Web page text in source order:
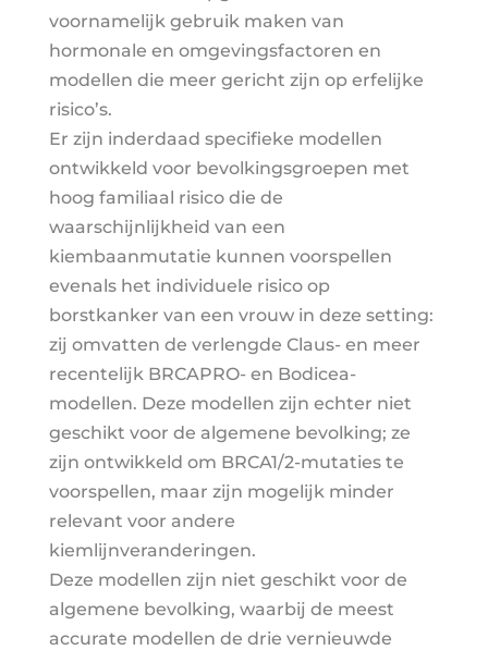
voornamelijk gebruik maken van
hormonale en omgevingsfactoren en
modellen die meer gericht zijn op erfelijke
risico’s.
Er zijn inderdaad specifieke modellen
ontwikkeld voor bevolkingsgroepen met
hoog familiaal risico die de
waarschijnlijkheid van een
kiembaanmutatie kunnen voorspellen
evenals het individuele risico op
borstkanker van een vrouw in deze setting:
zij omvatten de verlengde Claus- en meer
recentelijk BRCAPRO- en Bodicea-
modellen. Deze modellen zijn echter niet
geschikt voor de algemene bevolking; ze
zijn ontwikkeld om BRCA1/2-mutaties te
voorspellen, maar zijn mogelijk minder
relevant voor andere
kiemlijnveranderingen.
Deze modellen zijn niet geschikt voor de
algemene bevolking, waarbij de meest
accurate modellen de drie vernieuwde